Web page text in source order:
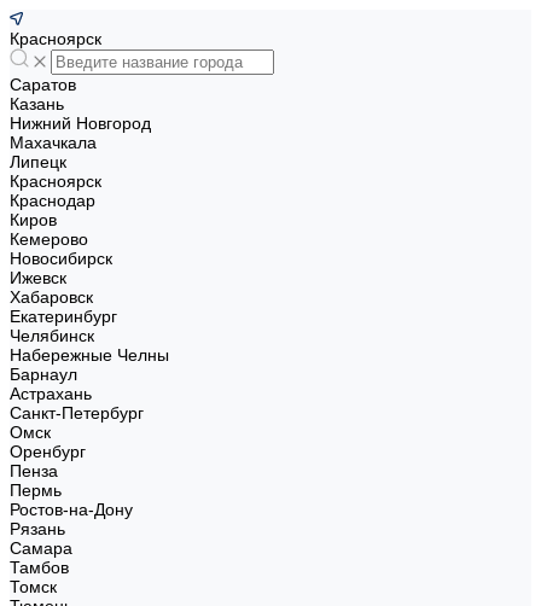
Красноярск
Саратов
Казань
Нижний Новгород
Махачкала
Липецк
Красноярск
Краснодар
Киров
Кемерово
Новосибирск
Ижевск
Хабаровск
Екатеринбург
Челябинск
Набережные Челны
Барнаул
Астрахань
Санкт-Петербург
Омск
Оренбург
Пенза
Пермь
Ростов-на-Дону
Рязань
Самара
Тамбов
Томск